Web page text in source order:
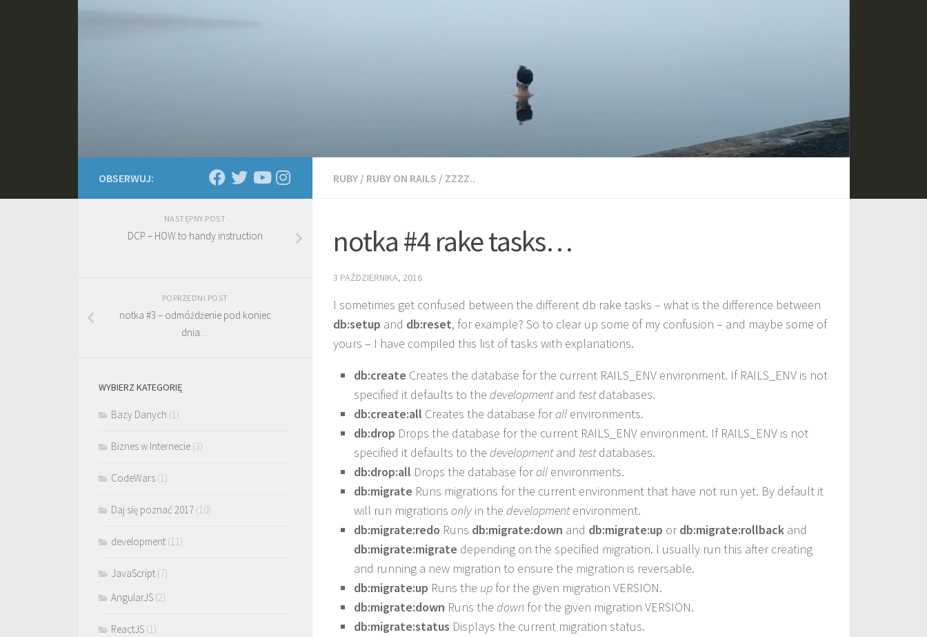
RUBY / RUBY ON RAILS / ZZZZ..
notka #4 rake tasks…
3 PAŹDZIERNIKA, 2016
I sometimes get confused between the different db rake tasks – what is the difference between
db:setup and db:reset, for example? So to clear up some of my confusion – and maybe some of
yours – I have compiled this list of tasks with explanations.
db:create Creates the database for the current RAILS_ENV environment. If RAILS_ENV is not
specified it defaults to the developmentand testdatabases.
db:create:all Creates the database forallenvironments.
db:drop Drops the database for the current RAILS_ENV environment. If RAILS_ENV is not
specified it defaults to the developmentand testdatabases.
db:drop:all Drops the database forallenvironments.
db:migrate Runs migrations for the current environment that have not run yet. By default it
will run migrations onlyin the developmentenvironment.
db:migrate:redo Runs db:migrate:down and db:migrate:up ordb:migrate:rollbackand
db:migrate:migrate depending on the specified migration. I usually run this after creating
and running a new migration to ensure the migration is reversable.
db:migrate:up Runs the upfor the given migration VERSION.
db:migrate:down Runs the down for the given migration VERSION.
db:migrate:status Displays the current migration status.
OBSERWUJ:
NASTĘPNY POST
DCP – HOW to handy instruction
POPRZEDNI POST
notka #3 – odmóżdżenie pod koniec
dnia…
WYBIERZ KATEGORIĘ
Bazy Danych (1)
Biznes w Internecie(3)
CodeWars(1)
Daj się poznać 2017(10)
development(11)
JavaScript(7)
AngularJS(2)
ReactJS(1)